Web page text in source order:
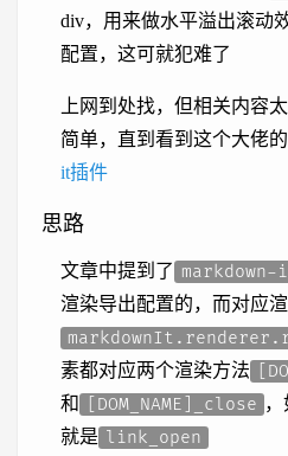
div，用来做水平溢出滚动
配置，这可就犯难了
上网到处找，但相关内容
简单，直到看到这个大佬的
it插件
思路
文章中提到了
渲染导出配置的，而对应
素都对应两个渲染方法
和
[DOM_NAME]_close ，
就是 link_open